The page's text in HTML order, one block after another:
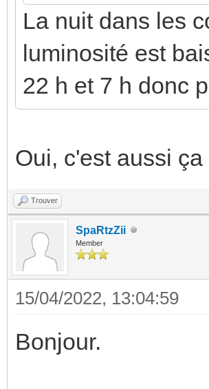
La nuit dans les
luminosité est
22 h et 7 h donc
Oui, c'est aussi
Trouver
SpaRtzZii
Member
15/04/2022, 13:04:59
Bonjour.